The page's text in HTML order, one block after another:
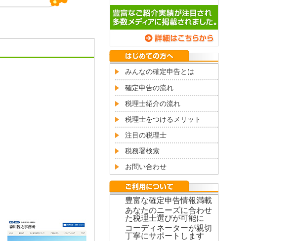
みんなの確定申告とは
確定申告の流れ
税理士紹介の流れ
税理士をつけるメリット
注目の税理士
税務署検索
お問い合わせ
豊富な確定申告情報満載
あなたのニーズに合わせ
た税理士選びが可能に
コーディネーターが親切
丁寧にサポートします